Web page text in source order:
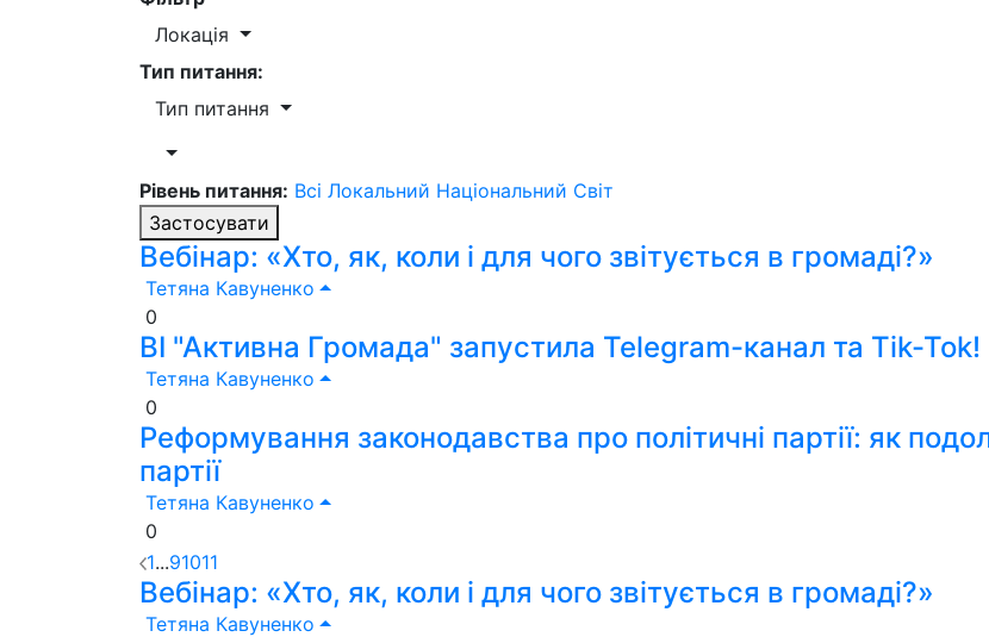
Локація
Тип питання:
Тип питання
Рівень питання: Всі Локальний Національний Світ
Застосувати
Вебінар: «Хто, як, коли і для чого звітується в громаді?»
Тетяна Кавуненко
0
ВІ "Активна Громада" запустила Telegram-канал та Tik-Tok!
Тетяна Кавуненко
0
Реформування законодавства про політичні партії: як
партії
Тетяна Кавуненко
0
1...91011
Вебінар: «Хто, як, коли і для чого звітується в громаді?»
Тетяна Кавуненко